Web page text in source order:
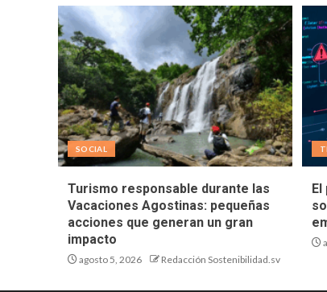
SOCIAL
Turismo responsable durante las
Vacaciones Agostinas: pequeñas
acciones que generan un gran
impacto
agosto 5, 2026 Redacción Sostenibilidad.sv
El